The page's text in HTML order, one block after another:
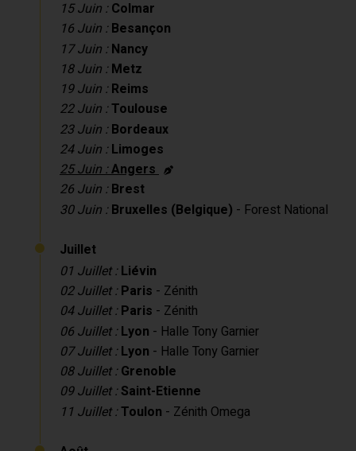
15 Juin : Colmar
16 Juin : Besançon
17 Juin : Nancy
18 Juin : Metz
19 Juin : Reims
22 Juin :Toulouse
23 Juin : Bordeaux
24 Juin : Limoges
25 Juin :Angers
26 Juin : Brest
30 Juin : Bruxelles (Belgique) - Forest National
Juillet
01 Juillet : Liévin
02 Juillet : Paris - Zénith
04 Juillet : Paris - Zénith
06 Juillet : Lyon - Halle Tony Garnier
07 Juillet : Lyon - Halle Tony Garnier
08 Juillet : Grenoble
09 Juillet : Saint-Etienne
11 Juillet :Toulon - Zénith Omega